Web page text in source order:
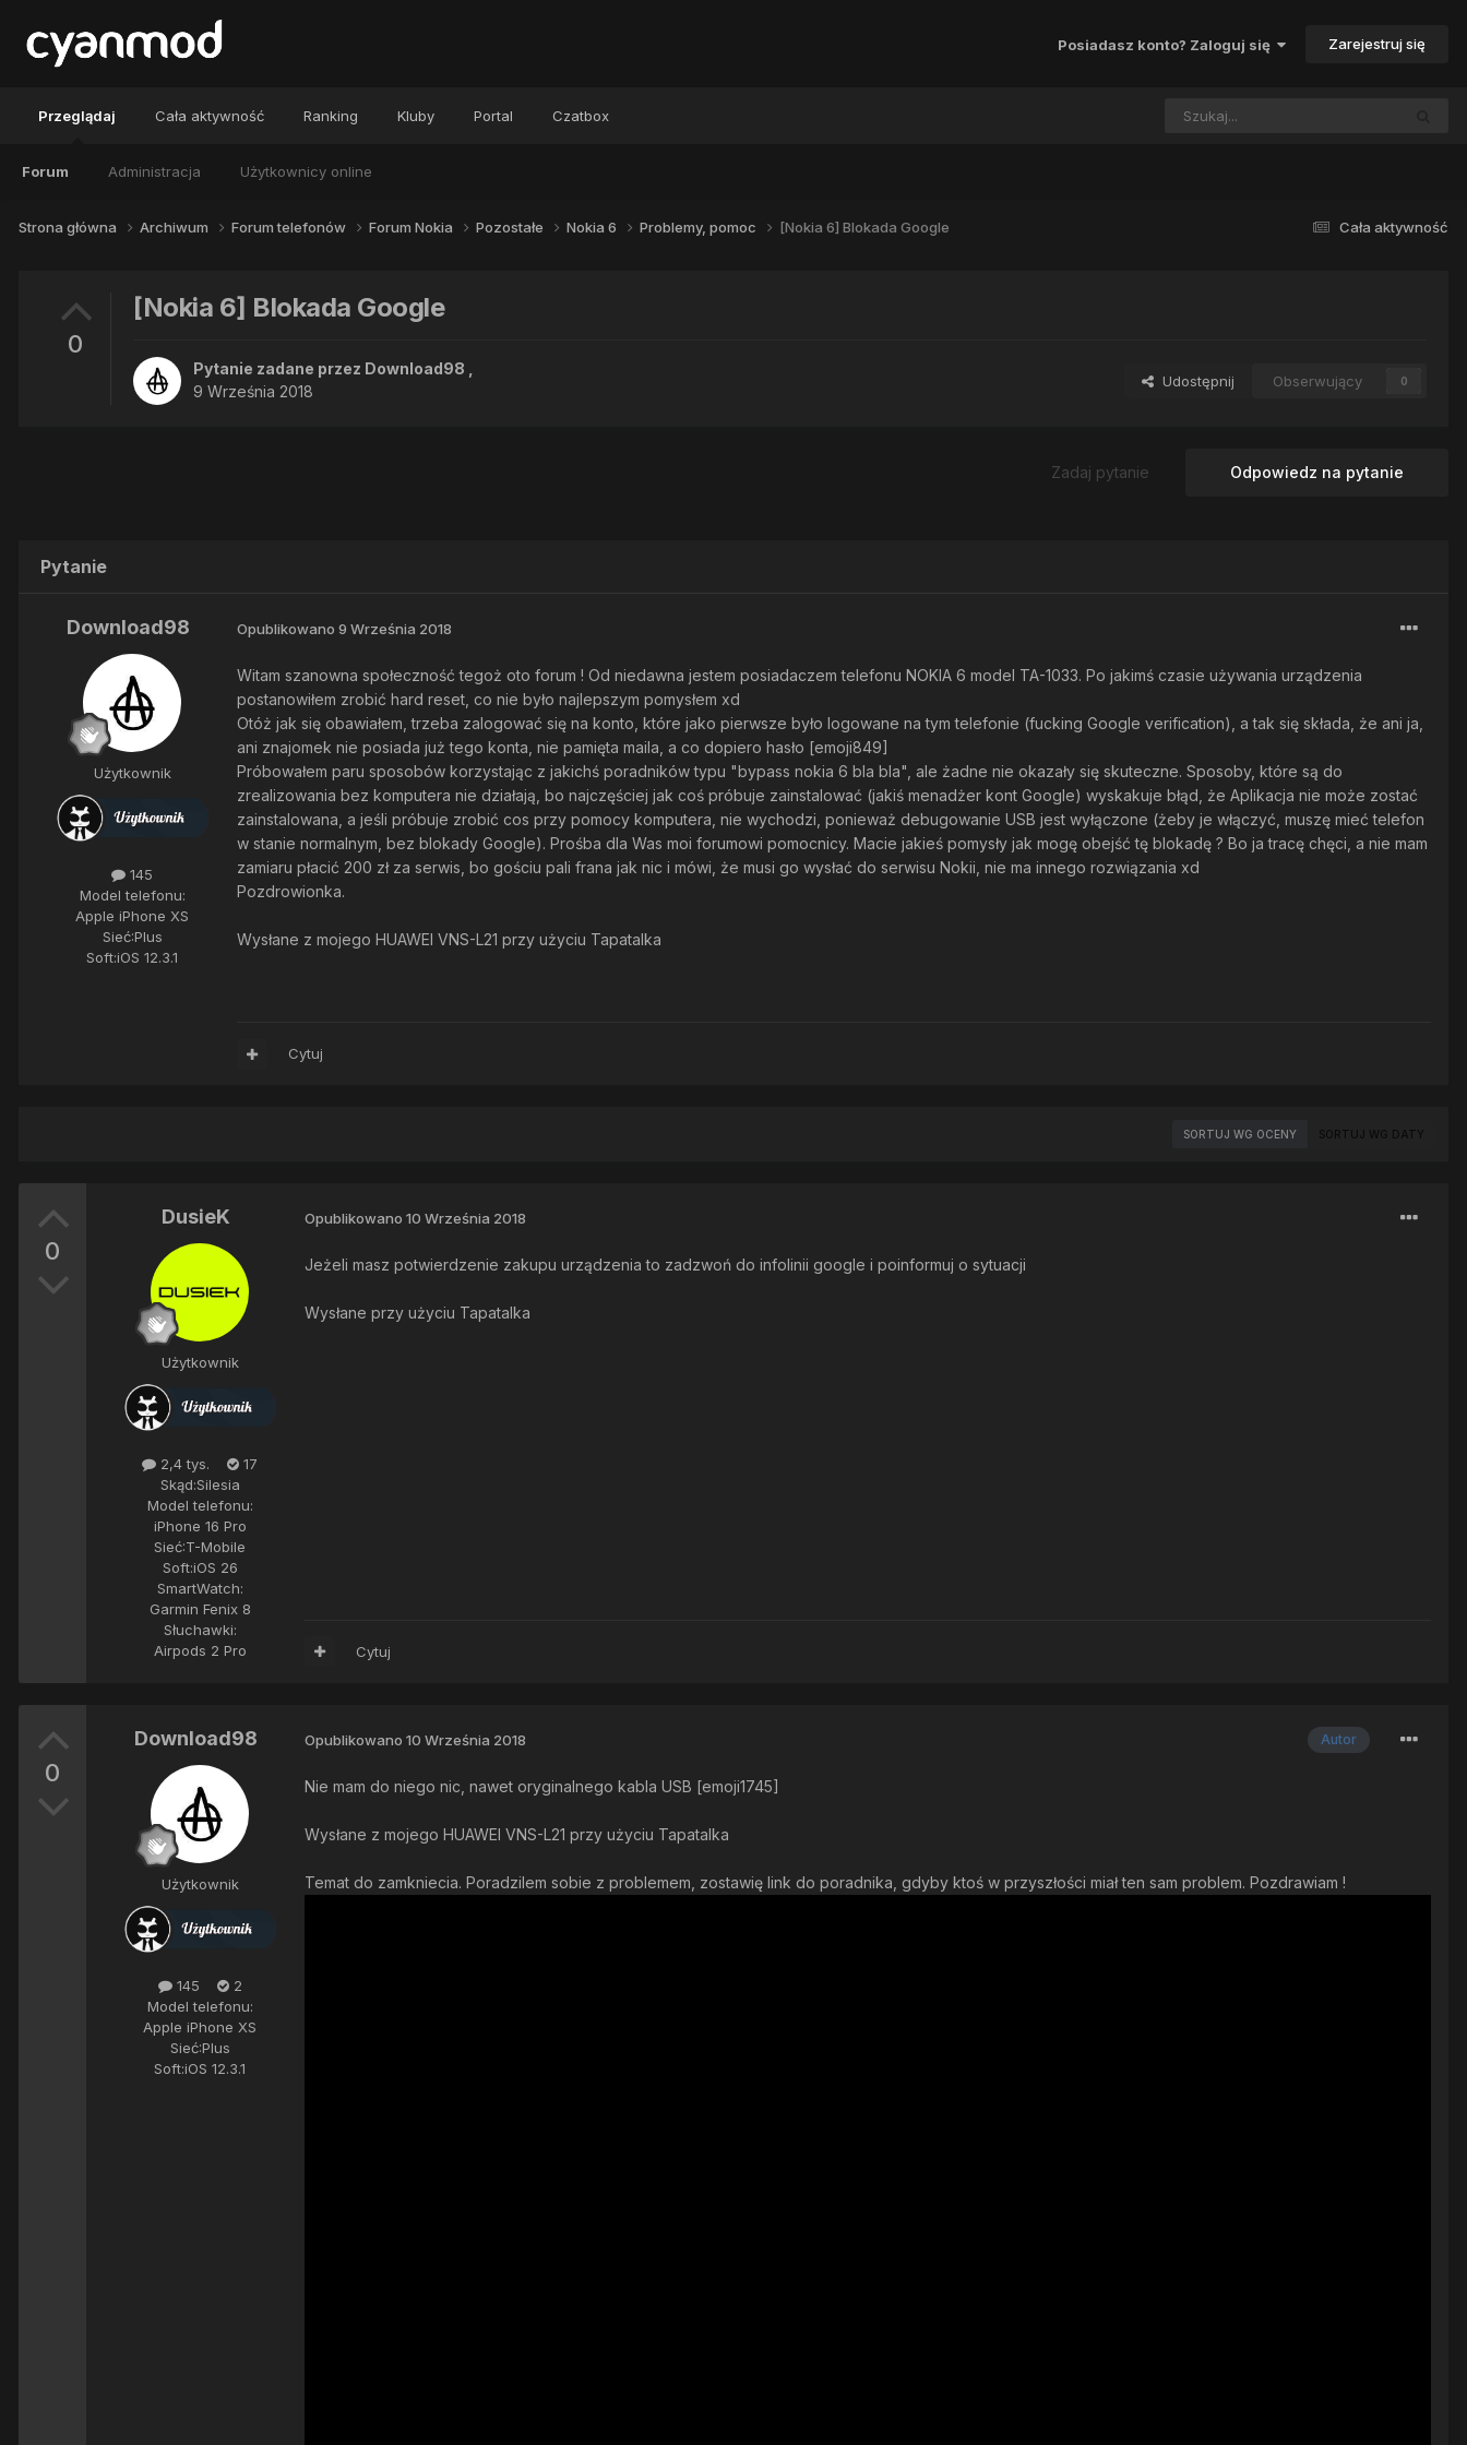
Posiadasz konto? Zaloguj się Zarejestruj się
Przeglądaj
Forum Administracja Użytkownicy online
Cała aktywność Ranking Kluby Portal Czatbox
Cała aktywność
Strona główna Archiwum Forum telefonów Forum Nokia Pozostałe Nokia 6 Problemy, pomoc [Nokia 6] Blokada Google
0
[Nokia 6] Blokada Google
Pytanie zadane przez Download98
9 Września 2018
Udostępnij Obserwujący 0
Odpowiedz na pytanie
Zadaj pytanie
Pytanie
Download98
Użytkownik
145
Model telefonu:
Apple iPhone XS
Sieć:Plus
Soft:iOS 12.3.1
Opublikowano 9 Września 2018
Witam szanowna społeczność tegoż oto forum ! Od niedawna jestem posiadaczem telefonu NOKIA 6 model TA-1033. Po jakimś czasie używania urządzenia
postanowiłem zrobić hard reset, co nie było najlepszym pomysłem xd
Otóż jak się obawiałem, trzeba zalogować się na konto, które jako pierwsze było logowane na tym telefonie (fucking Google verification), a tak się składa, że ani ja,
ani znajomek nie posiada już tego konta, nie pamięta maila, a co dopiero hasło [emoji849]
Próbowałem paru sposobów korzystając z jakichś poradników typu "bypass nokia 6 bla bla", ale żadne nie okazały się skuteczne. Sposoby, które są do
zrealizowania bez komputera nie działają, bo najczęściej jak coś próbuje zainstalować (jakiś menadżer kont Google) wyskakuje błąd, że Aplikacja nie może zostać
zainstalowana, a jeśli próbuje zrobić cos przy pomocy komputera, nie wychodzi, ponieważ debugowanie USB jest wyłączone (żeby je włączyć, muszę mieć telefon
w stanie normalnym, bez blokady Google). Prośba dla Was moi forumowi pomocnicy. Macie jakieś pomysły jak mogę obejść tę blokadę ? Bo ja tracę chęci, a nie mam
zamiaru płacić 200 zł za serwis, bo gościu pali frana jak nic i mówi, że musi go wysłać do serwisu Nokii, nie ma innego rozwiązania xd
Pozdrowionka.
Wysłane z mojego HUAWEI VNS-L21 przy użyciu Tapatalka
Cytuj
SORTUJ WG OCENY SORTUJ WG DATY
0
DusieK
Użytkownik
2,4 tys.
17
Skąd:Silesia
Model telefonu:
iPhone 16 Pro
Sieć:T-Mobile
Soft:iOS 26
SmartWatch:
Garmin Fenix 8
Słuchawki:
Airpods 2 Pro
Opublikowano 10 Września 2018
Jeżeli masz potwierdzenie zakupu urządzenia to zadzwoń do infolinii google i poinformuj o sytuacji
Wysłane przy użyciu Tapatalka
Cytuj
0
Download98
Użytkownik
145
2
Model telefonu:
Apple iPhone XS
Sieć:Plus
Soft:iOS 12.3.1
Autor
Opublikowano 10 Września 2018
Nie mam do niego nic, nawet oryginalnego kabla USB [emoji1745]
Wysłane z mojego HUAWEI VNS-L21 przy użyciu Tapatalka
Temat do zamkniecia. Poradzilem sobie z problemem, zostawię link do poradnika, gdyby ktoś w przyszłości miał ten sam problem. Pozdrawiam !